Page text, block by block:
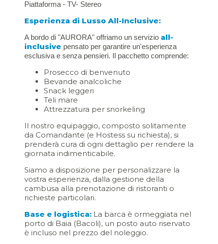
Piattaforma - TV- Stereo
Esperienza di Lusso All-Inclusive:
A bordo di "AURORA" offriamo un servizio all-
inclusive pensato per garantire un'esperienza
esclusiva e senza pensieri. Il pacchetto comprende:
Prosecco di benvenuto
Bevande analcoliche
Snack leggeri
Teli mare
Attrezzatura per snorkeling
Il nostro equipaggio, composto solitamente
da Comandante (e Hostess su richiesta), si
prenderà cura di ogni dettaglio per rendere la
giornata indimenticabile.
Siamo a disposizione per personalizzare la
vostra esperienza, dalla gestione della
cambusa alla prenotazione di ristoranti o
richieste particolari.
Base e logistica: La barca è ormeggiata nel
porto di Baia (Bacoli), un posto auto riservato
è incluso nel prezzo del noleggio.